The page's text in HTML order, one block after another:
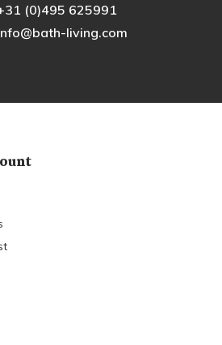
(0)495 625991
living.com